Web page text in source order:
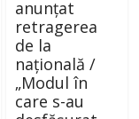
anunțat
retragerea
de la
națională /
„Modul în
care s-au